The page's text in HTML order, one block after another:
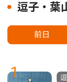
逗子・葉
前日
1